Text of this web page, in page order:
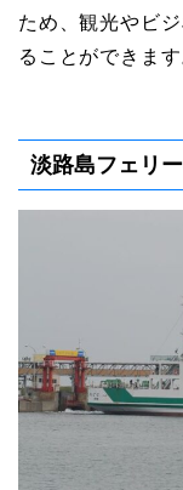
ため、観光やビ
ることができます
淡路島フェリ